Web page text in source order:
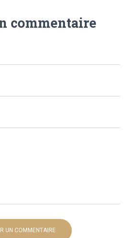
commentaire